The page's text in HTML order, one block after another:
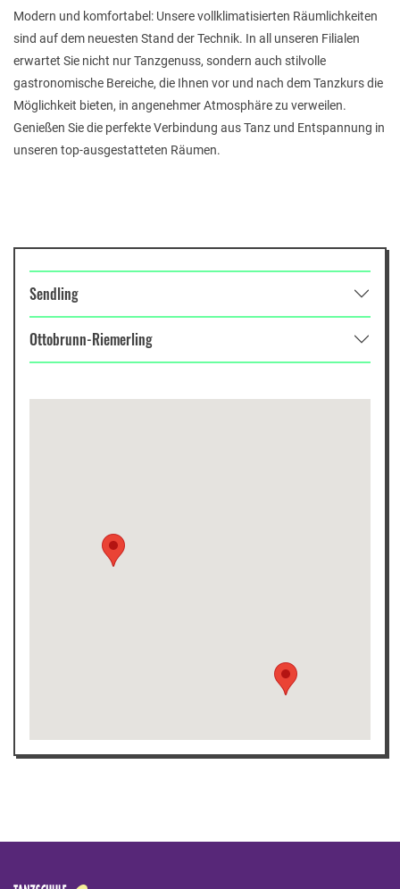
Modern und komfortabel: Unsere vollklimatisierten Räumlichkeiten
sind auf dem neuesten Stand der Technik. In all unseren Filialen
erwartet Sie nicht nur Tanzgenuss, sondern auch stilvolle
gastronomische Bereiche, die Ihnen vor und nach dem Tanzkurs die
Möglichkeit bieten, in angenehmer Atmosphäre zu verweilen.
Genießen Sie die perfekte Verbindung aus Tanz und Entspannung in
unseren top-ausgestatteten Räumen.
Sendling
Ottobrunn-Riemerling